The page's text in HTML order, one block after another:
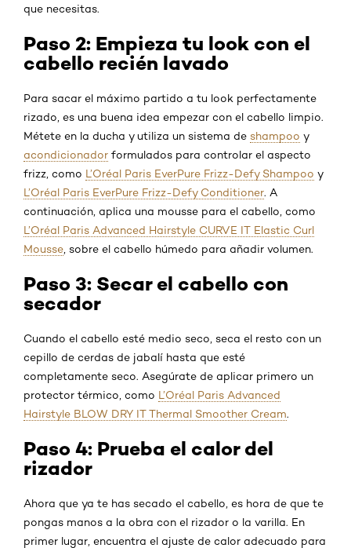
que necesitas.
Paso 2: Empieza tu look con el
cabello recién lavado
Para sacar el máximo partido a tu look perfectamente
rizado, es una buena idea empezar con el cabello limpio.
Métete en la ducha y utiliza un sistema de shampoo y
acondicionador formulados para controlar el aspecto
frizz, como L’Oréal Paris EverPure Frizz-Defy Shampoo y
L’Oréal Paris EverPure Frizz-Defy Conditioner. A
continuación, aplica una mousse para el cabello, como
L’Oréal Paris Advanced Hairstyle CURVE IT Elastic Curl
Mousse , sobre el cabello húmedo para añadir volumen.
Paso 3: Secar el cabello con
secador
Cuando el cabello esté medio seco, seca el resto con un
cepillo de cerdas de jabalí hasta que esté
completamente seco. Asegúrate de aplicar primero un
protector térmico, como L’Oréal Paris Advanced
Hairstyle BLOW DRY IT Thermal Smoother Cream.
Paso 4: Prueba el calor del
rizador
Ahora que ya te has secado el cabello, es hora de que te
pongas manos a la obra con el rizador o la varilla. En
primer lugar, encuentra el ajuste de calor adecuado para